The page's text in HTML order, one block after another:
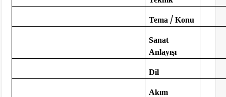
Tema / Konu
Sanat
Anlayışı
Dil
Akım